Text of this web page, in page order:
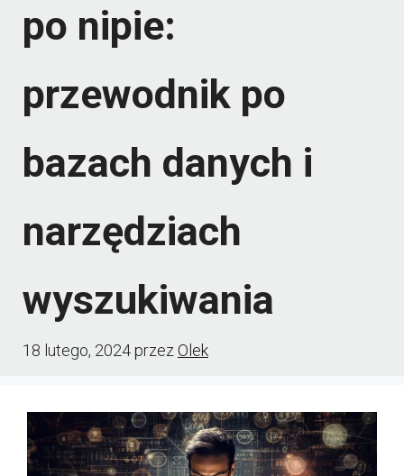
po nipie:
przewodnik po
bazach danych i
narzędziach
wyszukiwania
18 lutego, 2024przez Olek